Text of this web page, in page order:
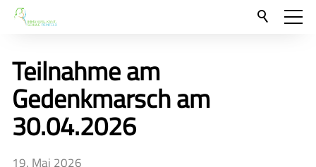
Neu hier?
Für Eltern und Schüler
Unsere Schulgemeinschaft
Teilnahme am
Gedenkmarsch am
30.04.2026
19. Mai 2026